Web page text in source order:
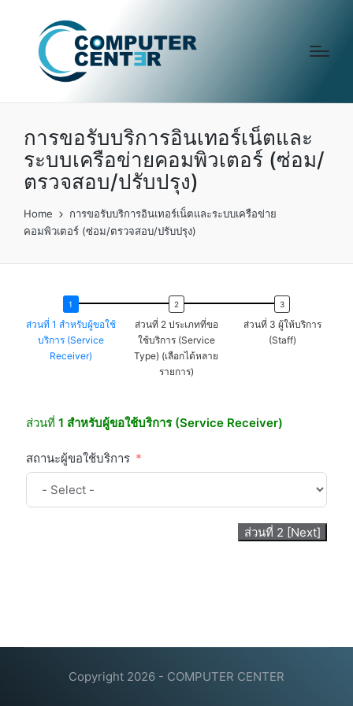
การขอรับบริการอินเทอร์เน็ตและ
ระบบเครือข่ายคอมพิวเตอร์ (ซ่อม/
ตรวจสอบ/ปรับปรุง)
Home
การขอรับบริการอินเทอร์เน็ตและระบบเครือข่าย
คอมพิวเตอร์ (ซ่อม/ตรวจสอบ/ปรับปรุง)
ส่วนที่ 1 สำหรับผู้ขอใช้
บริการ (Service
Receiver)
ส่วนที่ 2 ประเภทที่ขอ
ใช้บริการ (Service
Type) (เลือกได้หลาย
รายการ)
ส่วนที่ 3 ผู้ให้บริการ
(Staff)
ส่วนที่ 1 สำหรับผู้ขอใช้บริการ (Service Receiver)
สถานะผู้ขอใช้บริการ
ส่วนที่ 2 [Next]
Copyright 2026 - COMPUTER CENTER